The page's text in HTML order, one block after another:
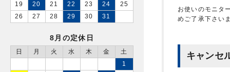
お使いのモニタ
めご了承下さい
キャンセ
19
20 21 22 23 24
25
26
27 28 29 30 31
8月の定休日
日 月 火 水 木 金
土
1